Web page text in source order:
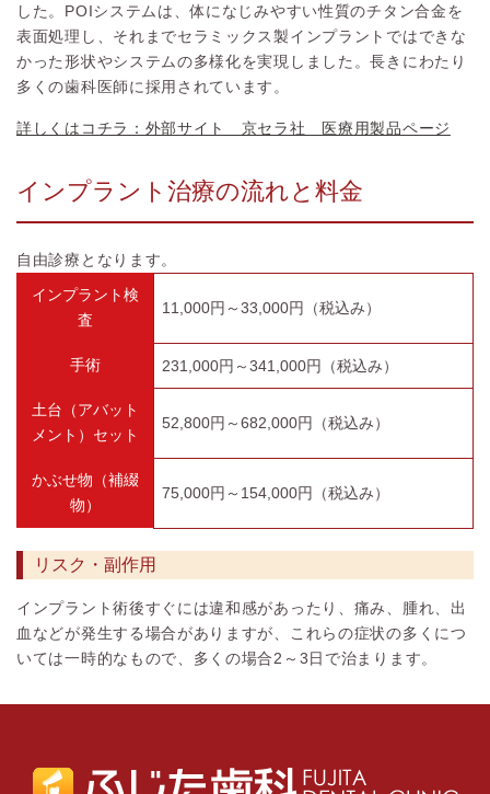
した。POIシステムは、体になじみやすい性質のチタン合金を
表面処理し、それまでセラミックス製インプラントではできな
かった形状やシステムの多様化を実現しました。長きにわたり
多くの歯科医師に採用されています。
詳しくはコチラ：外部サイト 京セラ社 医療用製品ページ
インプラント治療の流れと料金
自由診療となります。
インプラント検
査
11,000円～33,000円（税込み）
手術 231,000円～341,000円（税込み）
土台（アバット
メント）セット
52,800円～682,000円（税込み）
かぶせ物（補綴
物）
75,000円～154,000円（税込み）
リスク・副作用
インプラント術後すぐには違和感があったり、痛み、腫れ、出
血などが発生する場合がありますが、これらの症状の多くにつ
いては一時的なもので、多くの場合2～3日で治まります。